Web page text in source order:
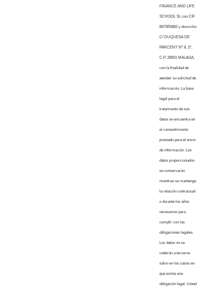
FINANCE AND LIFE
SCHOOL SL con CIF
B67855882 y domicilio
C/ DUQUESA DE
PARCENT Nº 8, 1º,
C.P. 29001 MALAGA,
con la finalidad de
atender su solicitud de
información. La base
legal para el
tratamiento de sus
datos se encuentra en
el consentimiento
prestado para el envío
de información. Los
datos proporcionados
se conservarán
mientras se mantenga
la relación contractual
o durante los años
necesarios para
cumplir con las
obligaciones legales.
Los datos no se
cederán a terceros
salvo en los casos en
que exista una
obligación legal. Usted